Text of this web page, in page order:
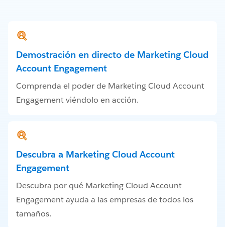
Demostración en directo de Marketing Cloud
Account Engagement
Comprenda el poder de Marketing Cloud Account
Engagement viéndolo en acción.
Descubra a Marketing Cloud Account
Engagement
Descubra por qué Marketing Cloud Account
Engagement ayuda a las empresas de todos los
tamaños.